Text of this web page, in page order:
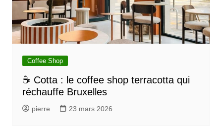
Coffee Shop
☕ Cotta : le coffee shop terracotta qui
réchauffe Bruxelles
pierre 23 mars 2026